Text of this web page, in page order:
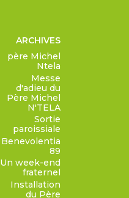
ARCHIVES
père Michel
Ntela
Messe
d'adieu du
Père Michel
N'TELA
Sortie
paroissiale
Benevolentia
89
Un week-end
fraternel
Installation
du Père